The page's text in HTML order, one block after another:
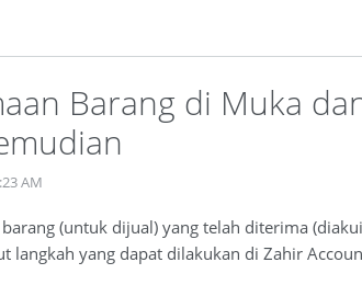
Barang di Muka
AM
(untuk dijual) yang telah diterima
langkah yang dapat dilakukan di Zahir